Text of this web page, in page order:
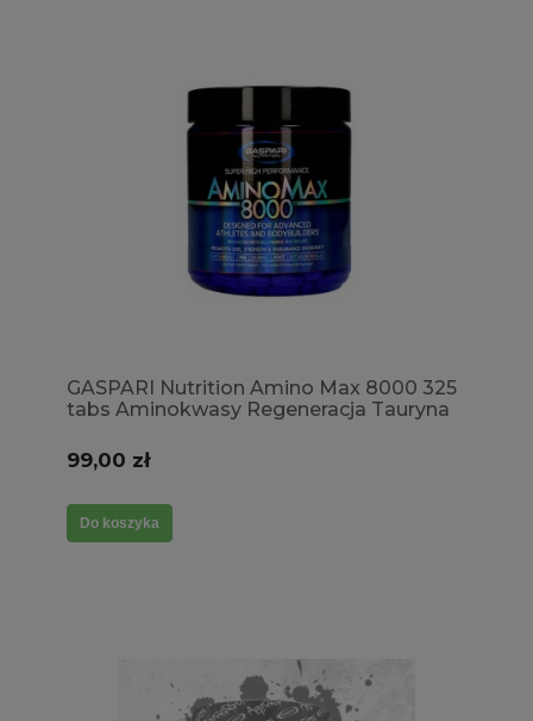
GASPARI Nutrition Amino Max 8000 325
tabs Aminokwasy Regeneracja Tauryna
99,00 zł
Do koszyka